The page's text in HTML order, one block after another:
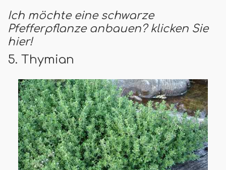
Ich möchte eine schwarze
Pfefferpflanze anbauen? klicken Sie
hier!
5. Thymian